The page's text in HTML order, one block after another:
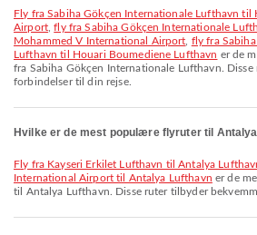
fly fra Sabiha Gökçen Internationale Lufthavn til Kuala Lumpur International
Airport,fly fra Sabiha Gökçen Internationale
Mohammed V International Airport fly fra
Lufthavn til Houari Boumediene Lufthavn er de
fra Sabiha Gökçen Internationale Lufthavn.
forbindelser til din rejse.
Hvilke er de mest populære flyruter til
fly fra Kayseri Erkilet Lufthavn til Antalya
International Airport til Antalya Lufthavn er de
til Antalya Lufthavn. Disse ruter tilbyder